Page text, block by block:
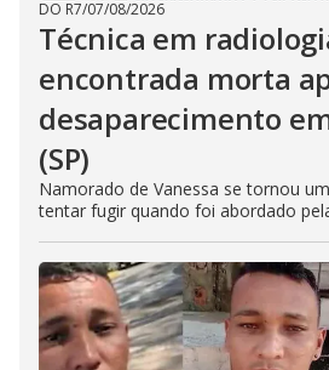
DO R7/07/08/2026
Técnica em
encontrada morta
desaparecimento
(SP)
Namorado de Vanessa se tornou
tentar fugir quando foi abordado